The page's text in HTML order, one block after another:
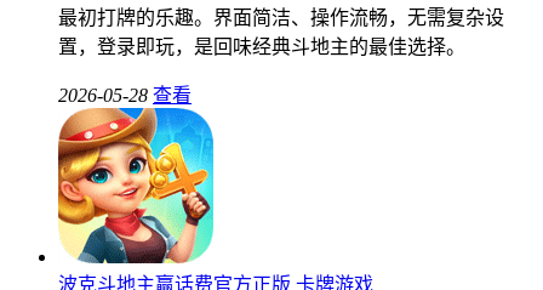
最初打牌的乐趣。界面简洁、操作流畅，无需复杂设
置，登录即玩，是回味经典斗地主的最佳选择。
2026-05-28 查看
波克斗地主赢话费官方正版 卡牌游戏